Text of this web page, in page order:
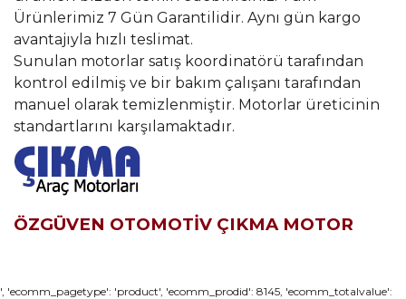
Ürünlerimiz 7 Gün Garantilidir. Aynı gün kargo
avantajıyla hızlı teslimat.
Sunulan motorlar satış koordinatörü tarafından
kontrol edilmiş ve bir bakım çalışanı tarafından
manuel olarak temizlenmiştir. Motorlar üreticinin
standartlarını karşılamaktadır.
ÖZGÜVEN OTOMOTİV ÇIKMA MOTOR
Bu ürünün fiyat bilgisi, resim, ürün açıklamalarında ve diğer
', 'ecomm_pagetype': 'product', 'ecomm_prodid': 8145, 'ecomm_totalvalue':